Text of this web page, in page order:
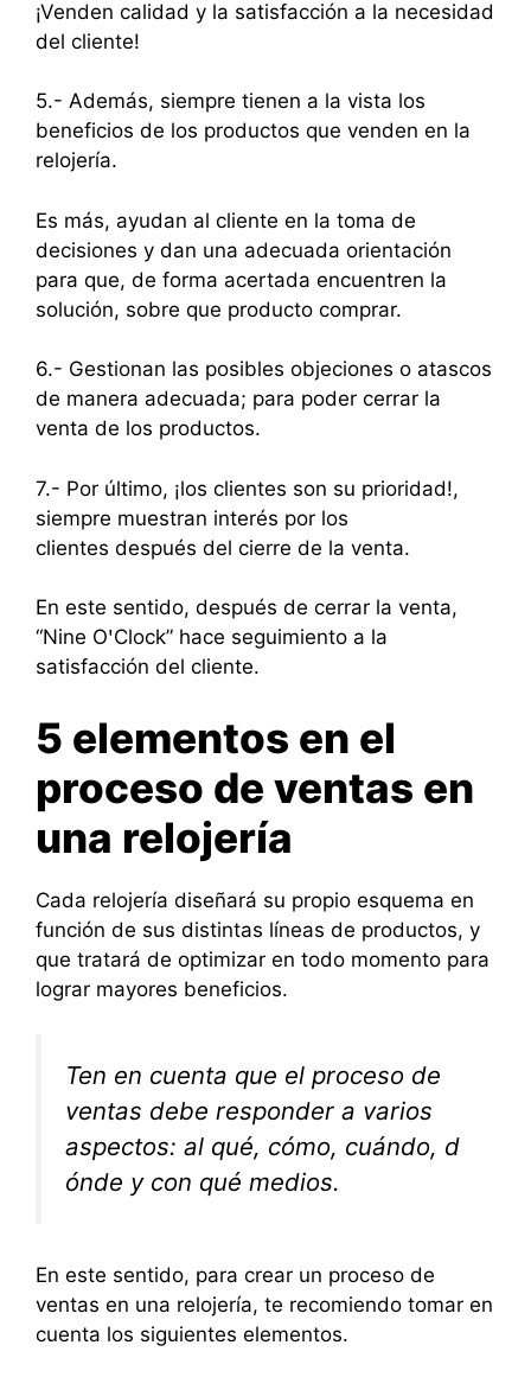
¡Venden calidad y la satisfacción a la necesidad
del cliente!
5.- Además, siempre tienen a la vista los
beneficios de los productos que venden en la
relojería.
Es más, ayudan al cliente en la toma de
decisiones y dan una adecuada orientación
para que, de forma acertada encuentren la
solución, sobre que producto comprar.
6.- Gestionan las posibles objeciones o atascos
de manera adecuada; para poder cerrar la
venta de los productos.
7.- Por último, ¡los clientes son su prioridad!,
siempre muestran interés por los
clientes después del cierre de la venta.
En este sentido, después de cerrar la venta,
“Nine OꞌClock” hace seguimiento a la
satisfacción del cliente.
5 elementos en el
proceso de ventas en
una relojería
Cada relojería diseñará su propio esquema en
función de sus distintas líneas de productos, y
que tratará de optimizar en todo momento para
lograr mayores beneficios.
Ten en cuenta que el proceso de
ventas debe responder a varios
aspectos: al qué, cómo, cuándo, d
ónde y con qué medios.
En este sentido, para crear un proceso de
ventas en una relojería, te recomiendo tomar en
cuenta los siguientes elementos.